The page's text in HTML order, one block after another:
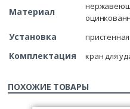
Материал
Установка пристенная
Комплектация кран для
ПОХОЖИЕ ТОВАРЫ